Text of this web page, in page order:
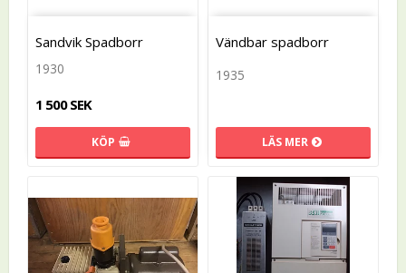
Sandvik Spadborr
1930
1 500 SEK
KÖP
Vändbar spadborr
1935
LÄS MER